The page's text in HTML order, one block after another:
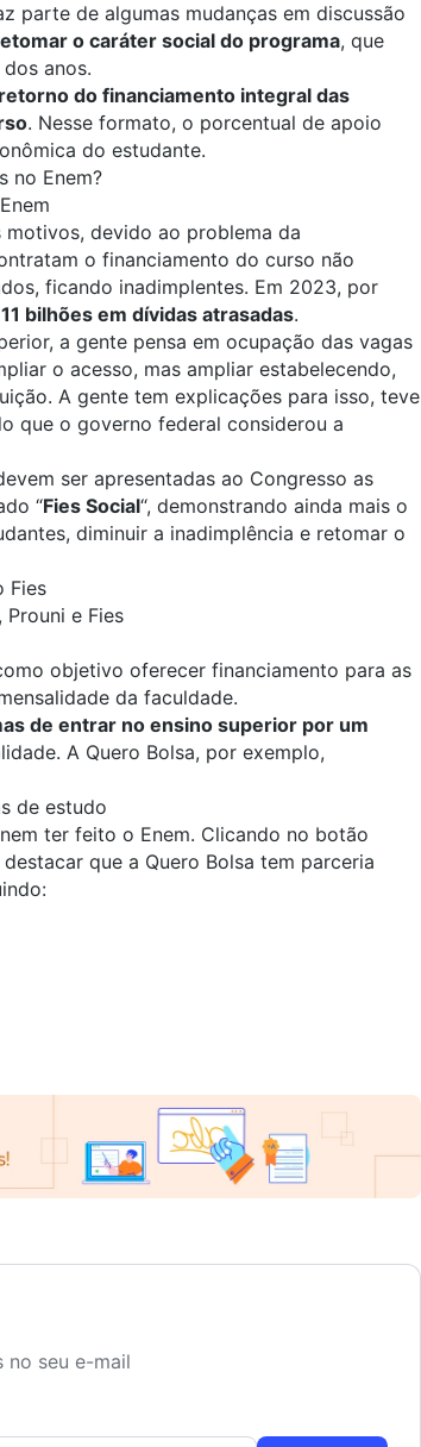
parte de algumas mudanças em discussão
o caráter social do programa, que
anos.
retorno do financiamento integral das
. Nesse formato, o porcentual de apoio
do estudante.
no Enem?
devido ao problema da
o financiamento do curso não
ficando inadimplentes. Em 2023, por
bilhões em dívidas atrasadas.
a gente pensa em ocupação das vagas
o acesso, mas ampliar estabelecendo,
A gente tem explicações para isso, teve
que o governo federal considerou a
ser apresentadas ao Congresso as
“Fies Social“, demonstrando ainda mais o
diminuir a inadimplência e retomar o
Fies
e Fies
objetivo oferecer financiamento para as
da faculdade.
de entrar no ensino superior por um
A Quero Bolsa, por exemplo,
de estudo
ter feito o Enem. Clicando no botão
que a Quero Bolsa tem parceria
no seu e-mail